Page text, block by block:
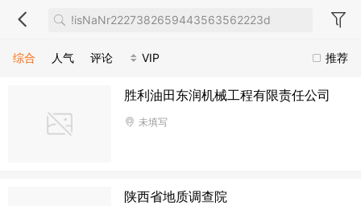
推荐
综合 人气 评论 VIP
胜利油田东润机械工程有限责任公司
未填写
陕西省地质调查院